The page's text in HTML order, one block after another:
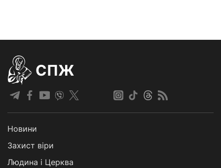
СПЖ
Новини
Захист віри
Людина і Церква